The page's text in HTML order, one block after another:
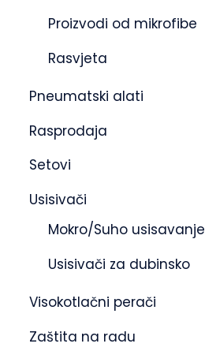
Proizvodi od mikrofibe
Rasvjeta
Pneumatski alati
Rasprodaja
Setovi
Usisivači
Mokro/Suho usisavanje
Usisivači za dubinsko
Visokotlačni perači
Zaštita na radu